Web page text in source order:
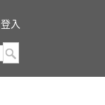
登入